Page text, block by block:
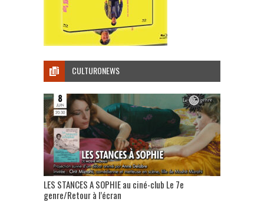
CULTURONEWS
LES STANCES A SOPHIE au ciné-club Le 7e
genre/Retour à l’écran